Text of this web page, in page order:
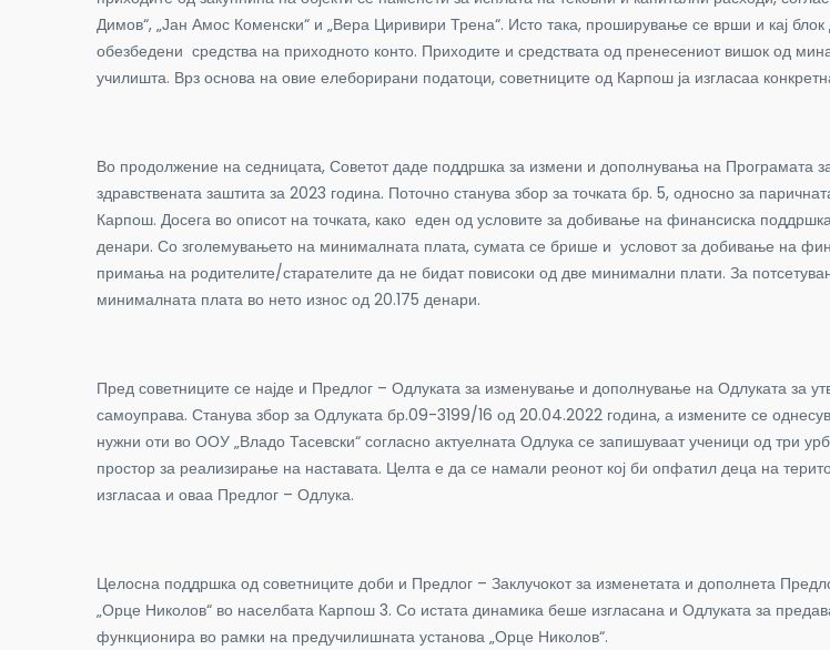
Димов“, „Јан Амос Коменски“ и „Вера Циривири Трена“. Исто така, проширување се врши и кај
обезбедени средства на приходното конто. Приходите и средствата од пренесениот вишок од
училишта. Врз основа на овие елеборирани податоци, советниците од Карпош ја изгласаа
Во продолжение на седницата, Советот даде поддршка за измени и дополнувања на Програмата
здравствената заштита за 2023 година. Поточно станува збор за точката бр. 5, односно за
Карпош. Досега во описот на точката, како еден од условите за добивање на финансиска
денари. Со зголемувањето на минималната плата, сумата се брише и условот за добивање на
примања на родителите/старателите да не бидат повисоки од две минимални плати. За
минималната плата во нето износ од 20.175 денари.
Пред советниците се најде и Предлог – Одлуката за изменување и дополнување на Одлуката за
самоуправа. Станува збор за Одлуката бр.09-3199/16 од 20.04.2022 година, а измените се
нужни оти во ООУ „Владо Тасевски“ согласно актуелната Одлука се запишуваат ученици од три
простор за реализирање на наставата. Целта е да се намали реонот кој би опфатил деца на
изгласаа и оваа Предлог – Одлука.
Целосна поддршка од советниците доби и Предлог – Заклучокот за изменетата и дополнета
„Орце Николов“ во населбата Карпош 3. Со истата динамика беше изгласана и Одлуката за
функционира во рамки на предучилишната установа „Орце Николов“.